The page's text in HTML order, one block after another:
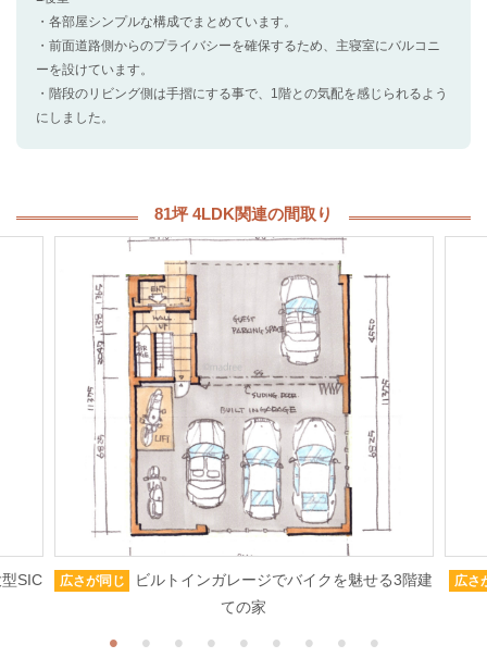
・各部屋シンプルな構成でまとめています。
・前面道路側からのプライバシーを確保するため、主寝室にバルコニ
ーを設けています。
・階段のリビング側は手摺にする事で、1階との気配を感じられるよう
にしました。
81坪 4LDK関連の間取り
SIC 広さが同じ
ビルトインガレージでバイクを魅せる3階建
ての家
広さ